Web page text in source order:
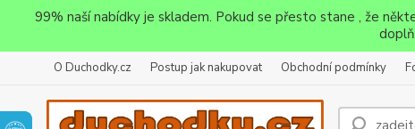
99% naší nabídky je skladem. Pokud se přesto stane , že
O Duchodky.cz Postup jak nakupovat Obchodní podmínky